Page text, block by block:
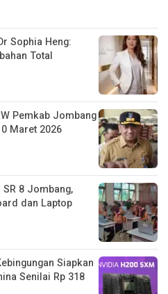
Sophia Heng:
Total
Pemkab Jombang
Maret 2026
8 Jombang,
dan Laptop
Siapkan
Senilai Rp 318